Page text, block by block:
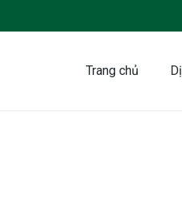
Trang chủ